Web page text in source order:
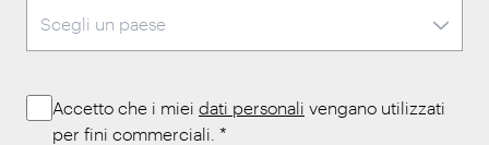
Accetto che i miei dati personali vengano utilizzati
per fini commerciali. *